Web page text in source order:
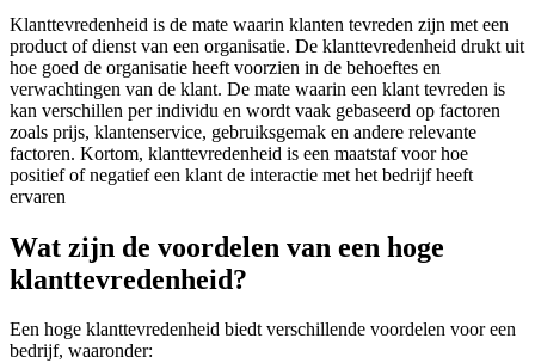
Klanttevredenheid is de mate waarin klanten tevreden zijn met een
product of dienst van een organisatie. De klanttevredenheid drukt uit
hoe goed de organisatie heeft voorzien in de behoeftes en
verwachtingen van de klant. De mate waarin een klant tevreden is
kan verschillen per individu en wordt vaak gebaseerd op factoren
zoals prijs, klantenservice, gebruiksgemak en andere relevante
factoren. Kortom, klanttevredenheid is een maatstaf voor hoe
positief of negatief een klant de interactie met het bedrijf heeft
ervaren
Wat zijn de voordelen van een hoge
klanttevredenheid?
Een hoge klanttevredenheid biedt verschillende voordelen voor een
bedrijf, waaronder: